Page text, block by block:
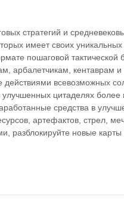
стратегий и
имеет своих
пошаговой тактической
арбалетчикам, кентаврам и
всевозможных
цитаделях
средства в
артефактов, стрел,
разблокируйте новые